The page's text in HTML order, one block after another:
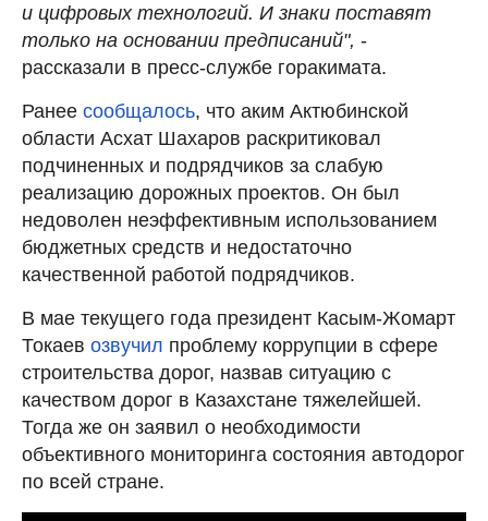
и цифровых технологий. И знаки поставят
только на основании предписаний", -
рассказали в пресс-службе горакимата.
Ранее сообщалось, что аким Актюбинской
области Асхат Шахаров раскритиковал
подчиненных и подрядчиков за слабую
реализацию дорожных проектов. Он был
недоволен неэффективным использованием
бюджетных средств и недостаточно
качественной работой подрядчиков.
В мае текущего года президент Касым-Жомарт
Токаев озвучил проблему коррупции в сфере
строительства дорог, назвав ситуацию с
качеством дорог в Казахстане тяжелейшей.
Тогда же он заявил о необходимости
объективного мониторинга состояния автодорог
по всей стране.